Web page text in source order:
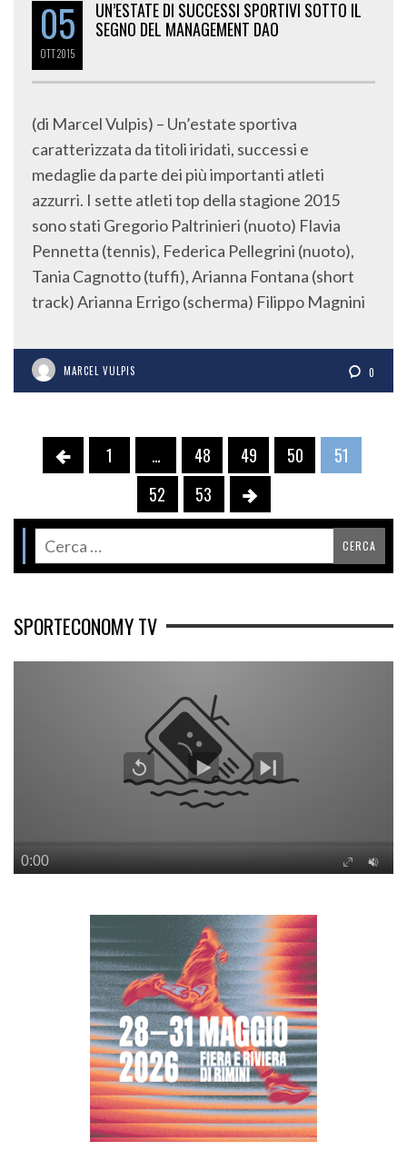
05
OTT2015
UN’ESTATE DI SUCCESSI SPORTIVI SOTTO IL
SEGNO DEL MANAGEMENT DAO
(di Marcel Vulpis) – Un’estate sportiva
caratterizzata da titoli iridati, successi e
medaglie da parte dei più importanti atleti
azzurri. I sette atleti top della stagione 2015
sono stati Gregorio Paltrinieri (nuoto) Flavia
Pennetta (tennis), Federica Pellegrini (nuoto),
Tania Cagnotto (tuffi), Arianna Fontana (short
track) Arianna Errigo (scherma) Filippo Magnini
MARCEL VULPIS 0
1 … 48 49 50
51
52
53
SPORTECONOMY TV